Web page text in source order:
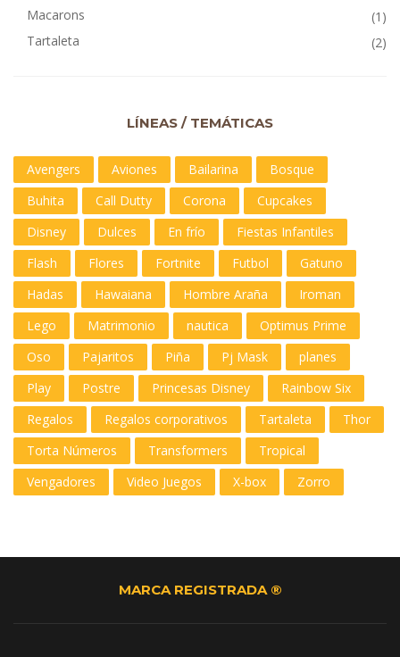
Macarons
(1)
Tartaleta
(2)
LÍNEAS / TEMÁTICAS
Avengers Aviones Bailarina
Bosque
Buhita
Call Dutty Corona
Cupcakes
Disney
Dulces En frío
Fiestas Infantiles
Flash
Flores Fortnite Futbol
Gatuno
Hadas
Hawaiana Hombre Araña
Iroman
Lego
Matrimonio nautica
Optimus Prime
Oso
Pajaritos Piña Pj Mask
planes
Play
Postre Princesas Disney
Rainbow Six
Regalos
Regalos corporativos Tartaleta
Thor
Torta Números
Transformers
Tropical
Vengadores
Video Juegos X-box Zorro
MARCA REGISTRADA ®